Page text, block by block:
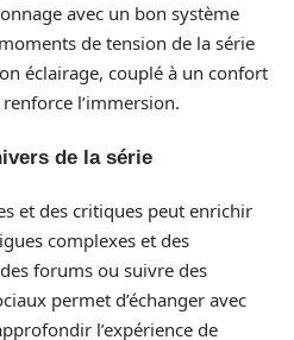
avec un bon système
de tension de la série
éclairage, couplé à un confort
l’immersion.
de la série
et des critiques peut enrichir
complexes et des
forums ou suivre des
permet d’échanger avec
l’expérience de